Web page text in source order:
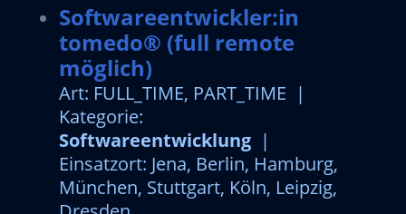
Softwareentwickler:in
tomedo® (full remote
möglich)
Art: FULL_TIME, PART_TIME |
Kategorie:
Softwareentwicklung|
Einsatzort: Jena, Berlin, Hamburg,
München, Stuttgart, Köln, Leipzig,